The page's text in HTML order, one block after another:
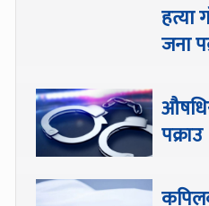
हत्या
जना
पक्राउ